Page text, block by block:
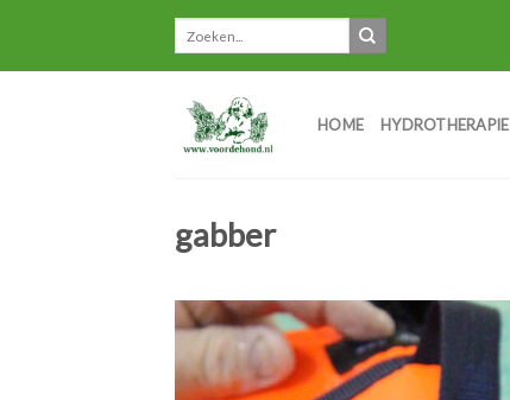
content
HOME HYDROTHERAPIE
gabber